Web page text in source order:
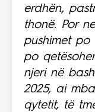
erdhën,
thonë. Por
pushimet po
po
njeri në
2025, ai
qytetit, të